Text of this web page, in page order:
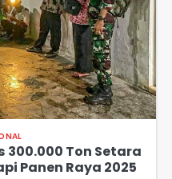
300.000 Ton Setara
Panen Raya 2025